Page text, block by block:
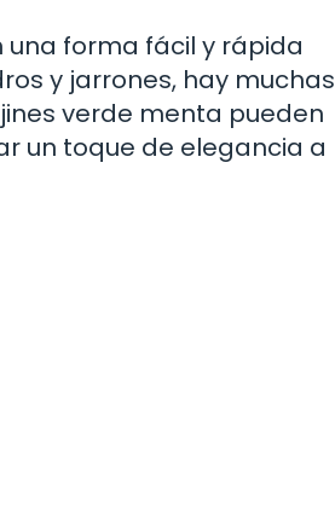
una forma fácil y rápida
y jarrones, hay muchas
verde menta pueden
un toque de elegancia a